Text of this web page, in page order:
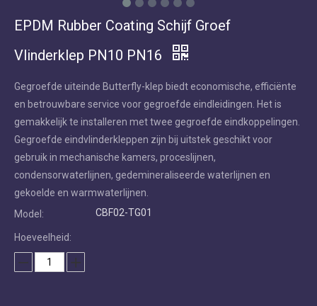
EPDM Rubber Coating Schijf Groef
Vlinderklep PN10 PN16
Gegroefde uiteinde Butterfly-klep biedt economische, efficiënte
en betrouwbare service voor gegroefde eindleidingen. Het is
gemakkelijk te installeren met twee gegroefde eindkoppelingen.
Gegroefde eindvlinderkleppen zijn bij uitstek geschikt voor
gebruik in mechanische kamers, proceslijnen,
condensorwaterlijnen, gedemineraliseerde waterlijnen en
gekoelde en warmwaterlijnen.
Model:
CBF02-TG01
Hoeveelheid: